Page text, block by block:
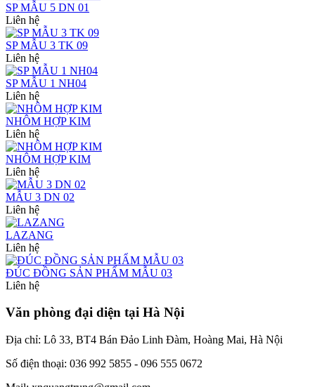
SP MẪU 5 DN 01
Liên hệ
SP MẪU 3 TK 09
Liên hệ
SP MẪU 1 NH04
Liên hệ
NHÔM HỢP KIM
Liên hệ
NHÔM HỢP KIM
Liên hệ
MẪU 3 DN 02
Liên hệ
LAZANG
Liên hệ
ĐÚC ĐỒNG SẢN PHẨM MẪU 03
Liên hệ
Văn phòng đại diện tại Hà Nội
Địa chỉ: Lô 33, BT4 Bán Đảo Linh Đàm, Hoàng Mai, Hà Nội
Số điện thoại: 036 992 5855 - 096 555 0672